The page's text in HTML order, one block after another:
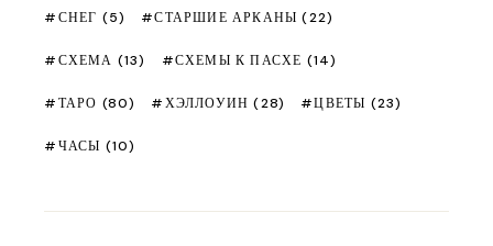
СНЕГ (5) СТАРШИЕ АРКАНЫ (22)
СХЕМА (13) СХЕМЫ К ПАСХЕ (14)
ТАРО (80) ХЭЛЛОУИН (28) ЦВЕТЫ (23)
ЧАСЫ (10)